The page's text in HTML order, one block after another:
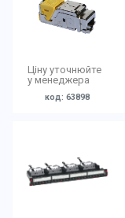
Ціну уточнюйте
у менеджера
код: 63898